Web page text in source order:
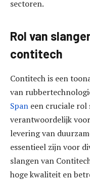
sectoren.
Rol van
contitech
Contitech is een
van
Span een cruciale rol
verantwoordelijk
levering van
essentieel zijn voor
slangen van
hoge kwaliteit en